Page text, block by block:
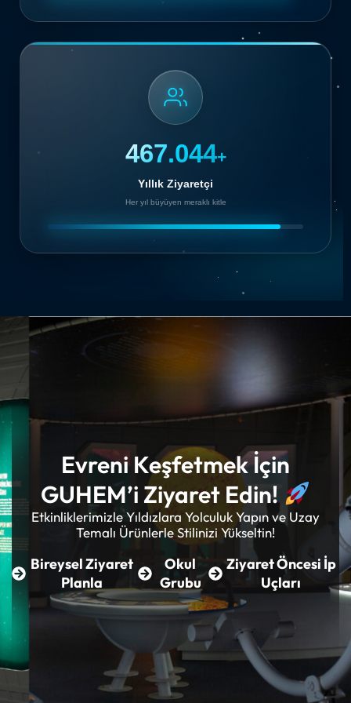
500.000+
Yıllık Ziyaretçi
Her yıl büyüyen meraklı kitle
Evreni Keşfetmek İçin
GUHEM’i Ziyaret Edin!
Etkinliklerimizle Yıldızlara Yolculuk Yapın ve Uzay
Temalı Ürünlerle Stilinizi Yükseltin!
Bireysel Ziyaret
Planla
Okul
Grubu
Ziyaret Öncesi İp
Uçları